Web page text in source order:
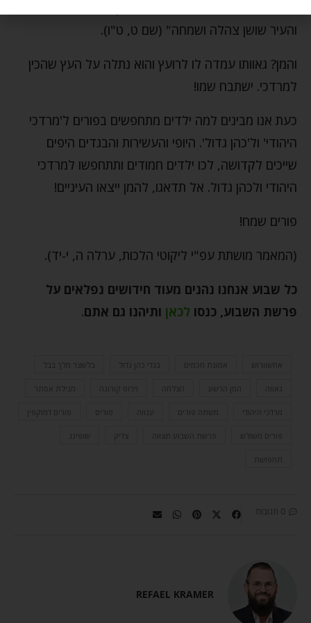
והעיר שושן צהלה ושמחה" (שם ט, ט"ו).
והמן? גאוותו עמדה לו לרועץ והוא נתלה על העץ שהכין
למרדכי. ישתבח שמו!
כעת אנו מבינים למה ילדים מתחפשים בפורים ל'מרדכי
היהודי' ול'כהן גדול'. היופי והעשירות והבגדים היפים
שייכים לקדושה, לכו ילדים חמודים ותתחפשו למרדכי
היהודי ולכהן גדול. אל תדאגו, להמן ייצאו העיניים!
פורים שמח!
(המאמר מושתת עפ"י ליקוטי הלכות, ערלה ה, י-יד).
כל שבוע אנחנו נהנים מעוד חידושים נפלאים על
פרשת השבוע, כנסו לכאן ותיהנו גם אתם.
אחשוורוש אמונת חכמים בלשצר מלך בבל
המן הרשע הצלחה וירוס קורונה מגילת אסתר
מרדכי היהודי משתה פורים פורים פורים דמוקפין
פורים משולש פרשת השבוע תצווה צדיק שופינג
תחפושת
0 תגובות
REFAEL KRAMER